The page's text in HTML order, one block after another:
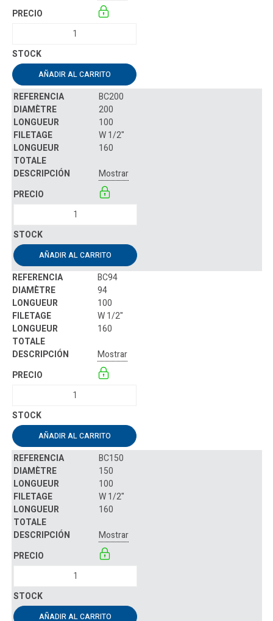
AÑADIR AL CARRITO
BC200
200
100
W 1/2"
160
Mostrar
AÑADIR AL CARRITO
BC94
94
100
W 1/2"
160
Mostrar
AÑADIR AL CARRITO
BC150
150
100
W 1/2"
160
Mostrar
AÑADIR AL CARRITO